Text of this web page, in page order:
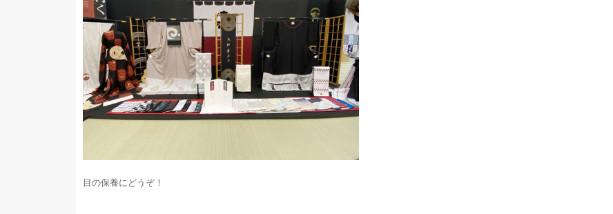
目の保養にどうぞ！